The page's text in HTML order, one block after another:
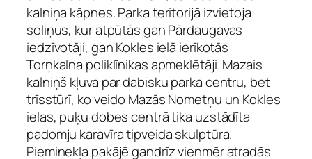
kalniņa kāpnes. Parka teritorijā izvietoja
soliņus, kur atpūtās gan Pārdaugavas
iedzīvotāji, gan Kokles ielā ierīkotās
Torņkalna poliklīnikas apmeklētāji. Mazais
kalniņš kļuva par dabisku parka centru, bet
trīsstūrī, ko veido Mazās Nometņu un Kokles
ielas, puķu dobes centrā tika uzstādīta
padomju karavīra tipveida skulptūra.
Pieminekļa pakājē gandrīz vienmēr atradās